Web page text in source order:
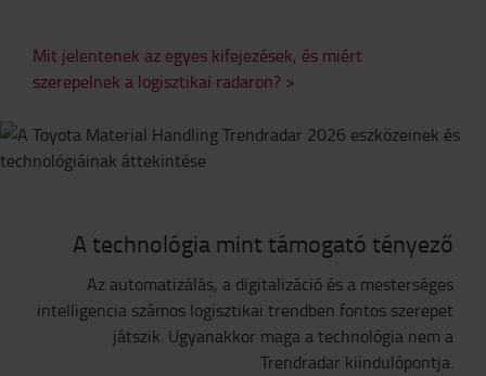
Mit jelentenek az egyes kifejezések, és miért
szerepelnek a logisztikai radaron? >
A technológia mint támogató tényező
Az automatizálás, a digitalizáció és a mesterséges
intelligencia számos logisztikai trendben fontos szerepet
játszik. Ugyanakkor maga a technológia nem a
Trendradar kiindulópontja.